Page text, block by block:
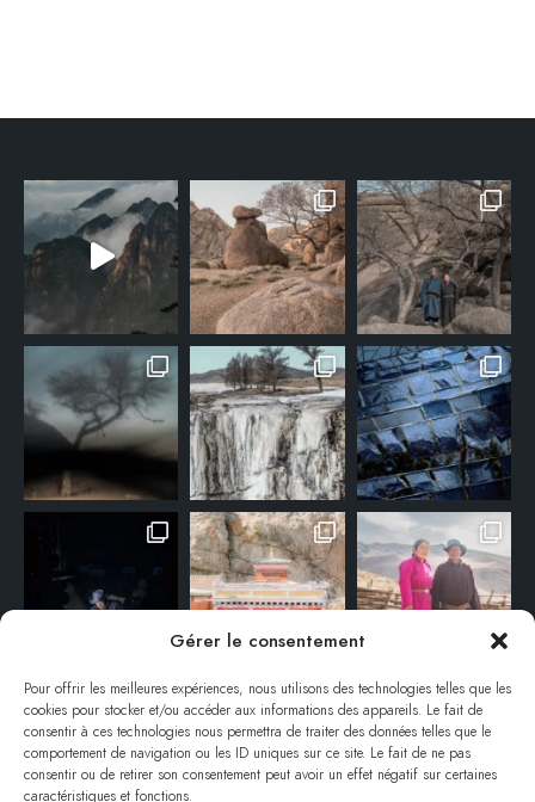
Gérer le consentement
Pour offrir les meilleures expériences, nous utilisons des technologies telles que les
cookies pour stocker et/ou accéder aux informations des appareils. Le fait de
consentir à ces technologies nous permettra de traiter des données telles que le
comportement de navigation ou les ID uniques sur ce site. Le fait de ne pas
consentir ou de retirer son consentement peut avoir un effet négatif sur certaines
caractéristiques et fonctions.